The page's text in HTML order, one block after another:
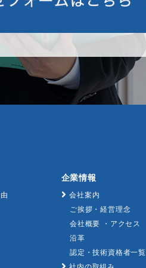
企業情報
会社案内
ご挨拶・経営理念
会社概要 ・アクセス
沿革
認定・技術資格者一覧